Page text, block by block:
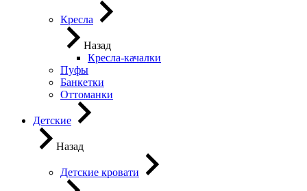
Кресла
Назад
Кресла-качалки
Пуфы
Банкетки
Оттоманки
Детские
Назад
Детские кровати